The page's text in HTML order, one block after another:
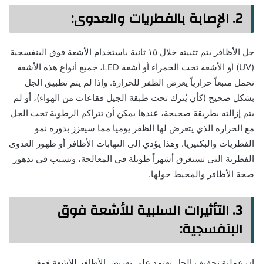
2. الإصابة بالفطريات والعدوى:
جل الأظافر يتم تثبيته خلال ١٥ ثانية باستخدام الأشعة فوق البنفسجية
(UV) أو الأشعة تحت الحمراء أو أشعة LED، جميع أنواع هذه الأشعة
تحمل منبعاً حرارياً يعرض الظفر للحرارة. وإذا لم يتم تطبيق الجل
بشكل صحيح (كأن يُترك تحت طبقة الجيل فقاعات من الهواء)، أو لم
يتم إزالته بطريقة صحيحة، عندها يمكن أن تتراكم الرطوبة تحت الجل
مع الحرارة الذي يتعرض لها الظفر يوميا مما سيعزز بدوره نمو
الفطريات والبكتيريا. وهذا يؤدي إلى التهابات الأظافر أو ظهور العدوى
الفطرية التي تستغرق أشهراً طويلة في المعالجة، وتسبب في تدهور
صحة الأظافر والمحيط حولها.
3. التأثيرات السلبية للأشعة فوق
البنفسجية: